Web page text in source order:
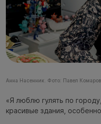
Анна Насенник. Фото: Павел
«Я люблю гулять по
красивые здания,